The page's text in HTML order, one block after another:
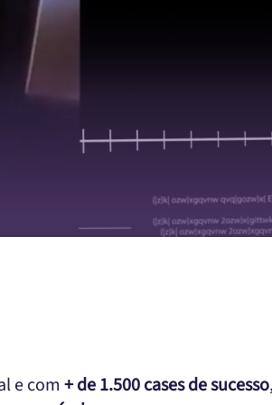
e com + de 1.500 cases de sucesso